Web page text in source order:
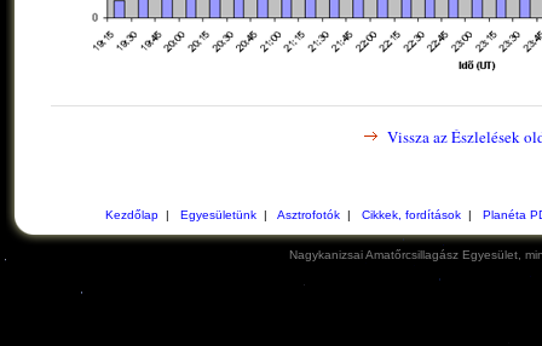
Vissza az Észlelések
Kezdőlap| Egyesületünk| Asztrofotók| Cikkek, fordítások| Planéta
Nagykanizsai Amatőrcsillagász Egyesület,